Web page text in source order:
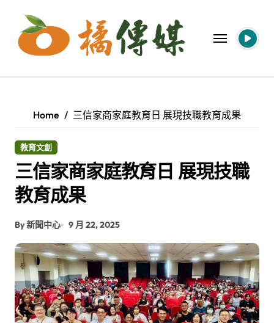
content
Home 三信家商家庭教育日 展現技職教育成果
教育文創
三信家商家庭教育日 展現技職
教育成果
By 新聞中心 9 月 22, 2025